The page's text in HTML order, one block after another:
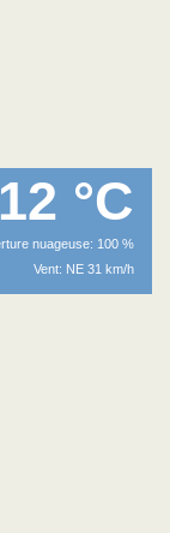
12 °C
nuageuse: 100 %
Vent: NE 31 km/h